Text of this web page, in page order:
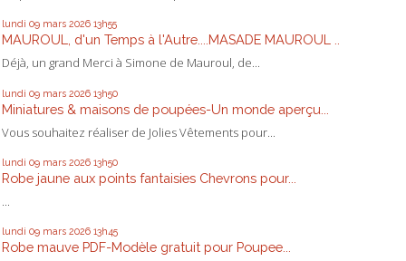
lundi 09 mars 2026 13h55
MAUROUL, d'un Temps à l'Autre....MASADE MAUROUL ..
Déjà, un grand Merci à Simone de Mauroul, de...
lundi 09 mars 2026 13h50
Miniatures & maisons de poupées-Un monde aperçu...
Vous souhaitez réaliser de Jolies Vêtements pour...
lundi 09 mars 2026 13h50
Robe jaune aux points fantaisies Chevrons pour...
...
lundi 09 mars 2026 13h45
Robe mauve PDF-Modèle gratuit pour Poupee...